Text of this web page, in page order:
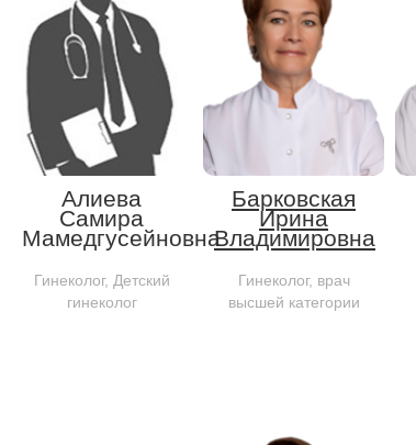
Алиева
Самира
Мамедгусейновна
Гинеколог, Детский
гинеколог
Барковская
Ирина
Владимировна
Гинеколог, врач
высшей категории